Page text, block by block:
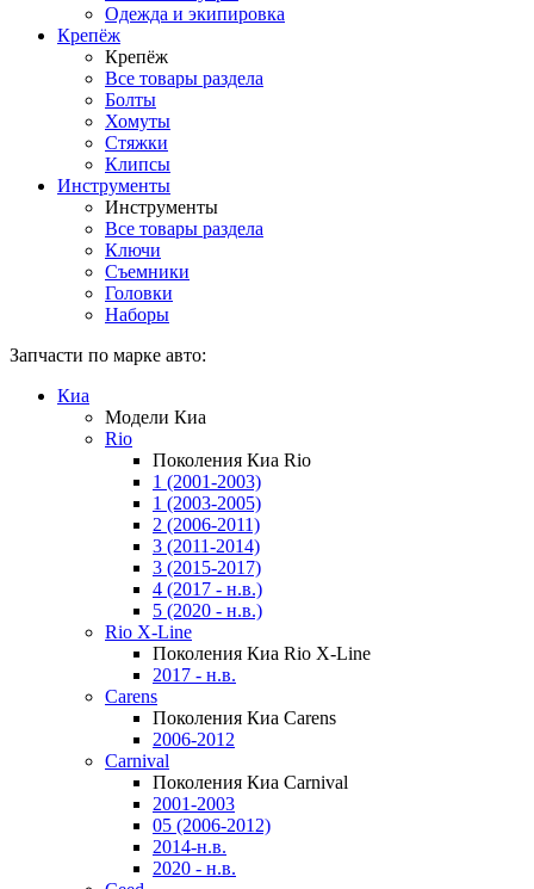
Одежда и экипировка
Крепёж
Крепёж
Все товары раздела
Болты
Хомуты
Стяжки
Клипсы
Инструменты
Инструменты
Все товары раздела
Ключи
Съемники
Головки
Наборы
Запчасти по марке авто:
Киа
Модели Киа
Rio
Поколения Киа Rio
1 (2001-2003)
1 (2003-2005)
2 (2006-2011)
3 (2011-2014)
3 (2015-2017)
4 (2017 - н.в.)
5 (2020 - н.в.)
Rio X-Line
Поколения Киа Rio X-Line
2017 - н.в.
Carens
Поколения Киа Carens
2006-2012
Carnival
Поколения Киа Carnival
2001-2003
05 (2006-2012)
2014-н.в.
2020 - н.в.